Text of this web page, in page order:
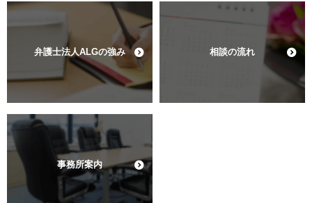
弁護士法人ALGの強み 相談の流れ
事務所案内